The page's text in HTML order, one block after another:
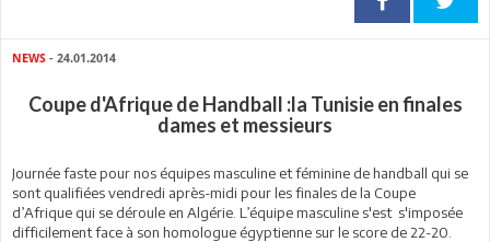
NEWS - 24.01.2014
Coupe d'Afrique de Handball :la Tunisie en finales
dames et messieurs
Journée faste pour nos équipes masculine et féminine de handball qui se
sont qualifiées vendredi après-midi pour les finales de la Coupe
d’Afrique qui se déroule en Algérie. L’équipe masculine s'est s'imposée
difficilement face à son homologue égyptienne sur le score de 22-20.